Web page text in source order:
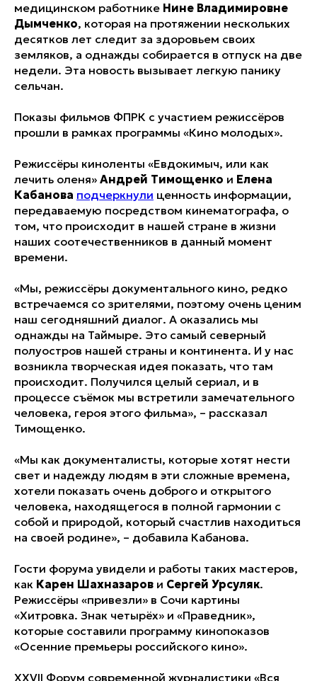
медицинском работнике Нине Владимировне
Дымченко, которая на протяжении нескольких
десятков лет следит за здоровьем своих
земляков, а однажды собирается в отпуск на две
недели. Эта новость вызывает легкую панику
сельчан.
Показы фильмов ФПРК с участием режиссёров
прошли в рамках программы «Кино молодых».
Режиссёры киноленты «Евдокимыч, или как
лечить оленя» Андрей Тимощенко и Елена
Кабанова подчеркнули ценность информации,
передаваемую посредством кинематографа, о
том, что происходит в нашей стране в жизни
наших соотечественников в данный момент
времени.
«Мы, режиссёры документального кино, редко
встречаемся со зрителями, поэтому очень ценим
наш сегодняшний диалог. А оказались мы
однажды на Таймыре. Это самый северный
полуостров нашей страны и континента. И у нас
возникла творческая идея показать, что там
происходит. Получился целый сериал, и в
процессе съёмок мы встретили замечательного
человека, героя этого фильма», – рассказал
Тимощенко.
«Мы как документалисты, которые хотят нести
свет и надежду людям в эти сложные времена,
хотели показать очень доброго и открытого
человека, находящегося в полной гармонии с
собой и природой, который счастлив находиться
на своей родине», – добавила Кабанова.
Гости форума увидели и работы таких мастеров,
как Карен Шахназаров и Сергей Урсуляк.
Режиссёры «привезли» в Сочи картины
«Хитровка. Знак четырёх» и «Праведник»,
которые составили программу кинопоказов
«Осенние премьеры российского кино».
XXVII Форум современной журналистики «Вся